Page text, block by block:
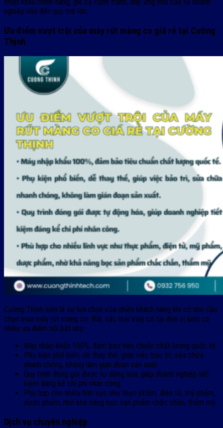
nghiệp nhỏ đến quy mô lớn.
Ưu điểm vượt trội của máy rút màng co giá rẻ tại Cường
Thịnh
Cường Thịnh luôn là sự lựa chọn của nhiều khách hàng khi có nhu cầu
chọn mua máy rút màng co. Bởi, các loại máy có tại đơn vị luôn có
nhiều ưu điểm nổi bật như:
Máy nhập khẩu 100%, đảm bảo tiêu chuẩn chất lượng quốc tế.
Phụ kiện phổ biến, dễ thay thế, giúp việc bảo trì, sửa chữa
nhanh chóng, không làm gián đoạn sản xuất.
Quy trình đóng gói được tự động hóa, giúp doanh nghiệp tiết
kiệm đáng kể chi phí nhân công.
Phù hợp cho nhiều lĩnh vực như thực phẩm, điện tử, mỹ phẩm,
dược phẩm, nhờ khả năng bọc sản phẩm chắc chắn, thẩm mỹ.
Dịch vụ chuyên nghiệp